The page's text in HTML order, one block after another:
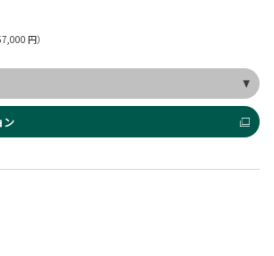
円）
ン